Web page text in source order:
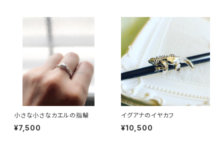
小さな小さなカエルの指輪
¥7,500
イグアナのイヤカフ
¥10,500